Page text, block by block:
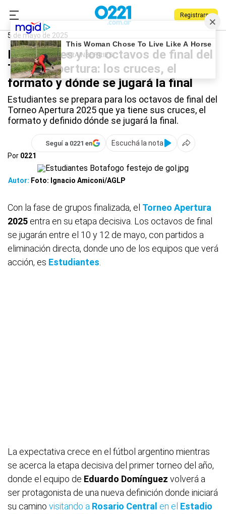
Registrarse
0221.com.ar Deportes
5 de mayo de 2025
Estudiantes y los octavos de final del
Torneo Apertura: los cruces, el
formato y dónde se jugará la final
Estudiantes se prepara para los octavos de final del
Torneo Apertura 2025 que ya tiene sus cruces, el
formato y definido dónde se jugará la final.
Seguí a 0221 en
Escuchá la nota
Por 0221
Autor: Foto: Ignacio Amiconi/AGLP
Con la fase de grupos finalizada, el Torneo Apertura
2025 entra en su etapa decisiva. Los octavos de final
se jugarán entre el 10 y 12 de mayo, con partidos a
eliminación directa, donde uno de los equipos que verá
acción, es Estudiantes
La expectativa crece en el fútbol argentino mientras
se acerca la etapa decisiva del primer torneo del año,
donde el equipo de Eduardo Domínguez volverá a
ser protagonista de una nueva definición donde iniciará
su camino visitando a Rosario Central en el Estadio